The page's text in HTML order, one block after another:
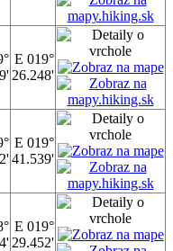
E 019°
26.248'
E 019°
41.539'
E 019°
29.452'